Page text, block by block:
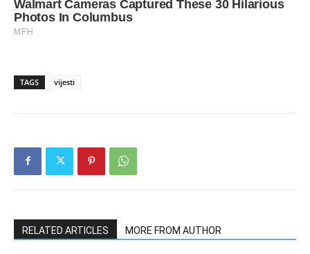
TAGS vijesti
RELATED ARTICLES MORE FROM AUTHOR